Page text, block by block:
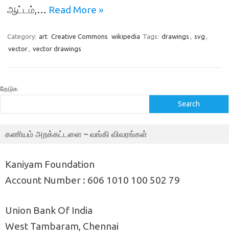
ஆட்டம்,… Read More »
Category: art Creative Commons wikipedia Tags: drawings , svg ,
vector, vector drawings
தேடுக
Search
கணியம் அறக்கட்டளை – வங்கி விவரங்கள்
Kaniyam Foundation
Account Number : 606 1010 100 502 79
Union Bank Of India
West Tambaram, Chennai